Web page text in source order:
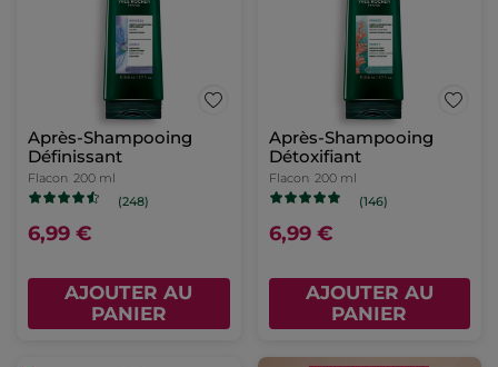
Après-Shampooing
Définissant
Flacon 200 ml
(248)
6,99 €
AJOUTER AU
PANIER
Après-Shampooing
Détoxifiant
Flacon 200 ml
(146)
6,99 €
AJOUTER AU
PANIER